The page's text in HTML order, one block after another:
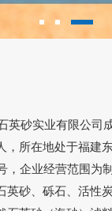
砂实业有限公司成
，所在地处于福建
，企业经营范围为
英砂、砾石、活性